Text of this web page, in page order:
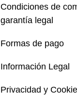
Condiciones de
garantía legal
Formas de pago
Información Legal
Privacidad y